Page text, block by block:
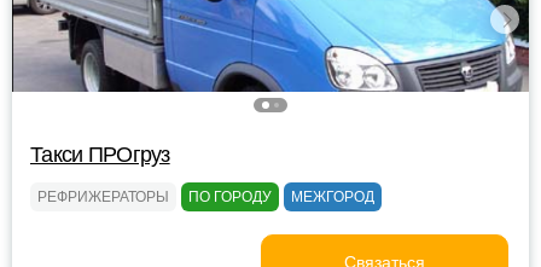
Такси ПРОгруз
РЕФРИЖЕРАТОРЫ ПО ГОРОДУ МЕЖГОРОД
Связаться